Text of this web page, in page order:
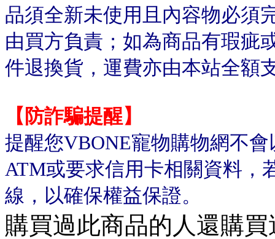
品須全新未使用且內容物必須
由買方負責；如為商品有瑕疵
件退換貨，運費亦由本站全額
【防詐騙提醒】
提醒您VBONE寵物購物網不
ATM或要求信用卡相關資料，
線，以確保權益保證。
購買過此商品的人還購買